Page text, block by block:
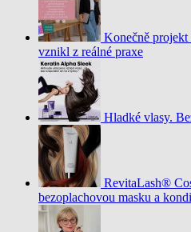
Konečně projekt
vznikl z reálné praxe
Hladké vlasy.
RevitaLash®
bezoplachovou masku a